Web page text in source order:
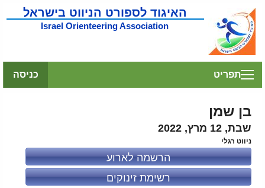
האיגוד לספורט הניווט בישראל
Israel Orienteering Association
כניסה תפריט
בן שמן
שבת, 12 מרץ, 2022
ניווט רגלי
הרשמה לארוע
רשימת זינוקים